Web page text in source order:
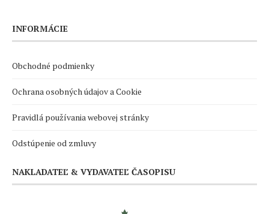
INFORMÁCIE
Obchodné podmienky
Ochrana osobných údajov a Cookie
Pravidlá používania webovej stránky
Odstúpenie od zmluvy
NAKLADATEĽ & VYDAVATEĽ ČASOPISU